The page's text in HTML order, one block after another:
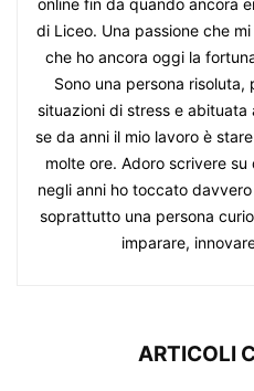
online fin da quando ancora
di Liceo. Una passione che
che ho ancora oggi la
Sono una persona
situazioni di stress e
se da anni il mio lavoro è
molte ore. Adoro scrivere
negli anni ho toccato
soprattutto una persona
imparare,
ARTICOLI